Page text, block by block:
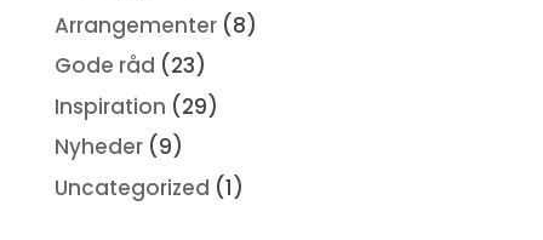
Arrangementer(8)
Gode råd (23)
Inspiration (29)
Nyheder(9)
Uncategorized (1)